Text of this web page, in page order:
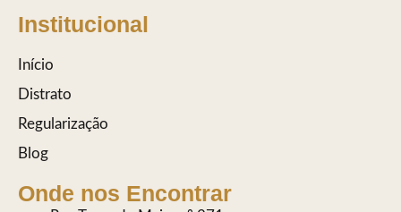
Institucional
Início
Distrato
Regularização
Blog
Onde nos Encontrar